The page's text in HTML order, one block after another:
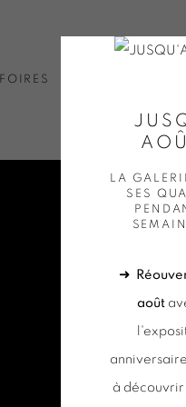
FOIRES
LA
SES
➜
août
anniversaire
à découvrir